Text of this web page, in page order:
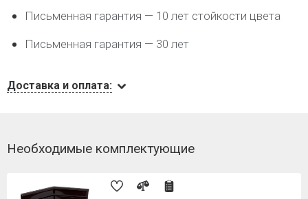
Письменная гарантия — 10 лет стойкости цвета
Письменная гарантия — 30 лет
Доставка и оплата:
Необходимые комплектующие